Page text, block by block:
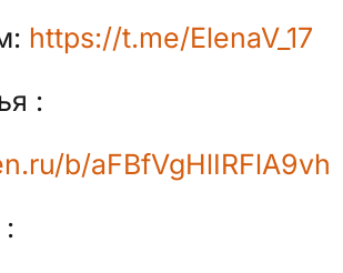
https://t.me/ElenaV_17
:
b/aFBfVgHlIRFlA9vh